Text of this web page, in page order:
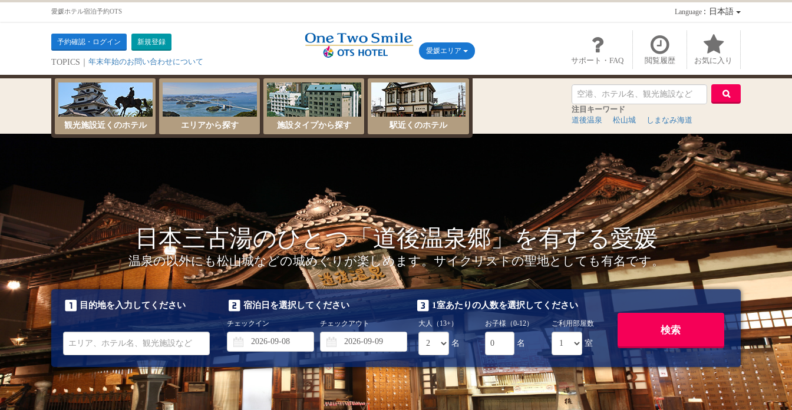
愛媛ホテル宿泊予約OTS Language：日本語
予約確認・ログイン 新規登録
TOPICS｜ 年末年始のお問い合わせについて
サーバーメンテナンスのお知らせ
サポート・FAQ 閲覧履歴 お気に入り
愛媛エリア
観光施設近くのホテル エリアから探す 施設タイプから探す 駅近くのホテル
注目キーワード
道後温泉
松山城 しまなみ海道
目的地を入力してください 宿泊日を選択してください
チェックイン チェックアウト
1室あたりの人数を選択してください
大人（13+）
名
お子様（0-12）
名
ご利用部屋数
室
日本三古湯のひとつ「道後温泉郷」を有する愛媛
温泉の以外にも松山城などの城めぐりが楽しめます。サイクリストの聖地としても有名です。